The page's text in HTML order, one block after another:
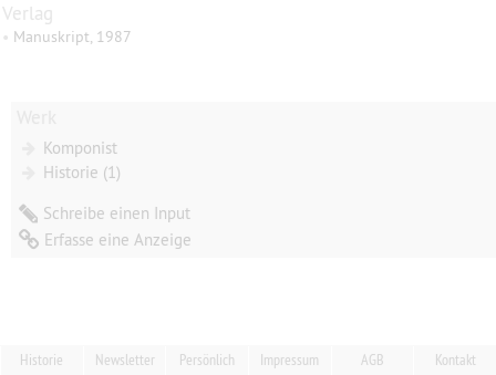
Verlag
• Manuskript, 1987
Komponist
Historie (1)
Schreibe einen Input
Erfasse eine Anzeige
Historie Newsletter Persönlich Impressum AGB Kontakt